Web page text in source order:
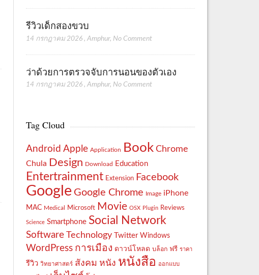
รีวิวเด็กสองขวบ
14 กรกฎาคม 2026 ,Amphur, No Comment
ว่าด้วยการตรวจจับการนอนของตัวเอง
14 กรกฎาคม 2026 ,Amphur, No Comment
Tag Cloud
Android Apple Application Book Chrome
Chula Design Download Education
Entertrainment Extension Facebook
Google Google Chrome Image iPhone
MAC Medical Microsoft Movie OSX Plugin Reviews
Science Smartphone Social Network
Software Technology Twitter Windows
WordPress การเมือง ดาวน์โหลด บล็อก ฟรี ราคา
รีวิว วิทยาศาสตร์ สังคม หนัง หนังสือ ออกแบบ